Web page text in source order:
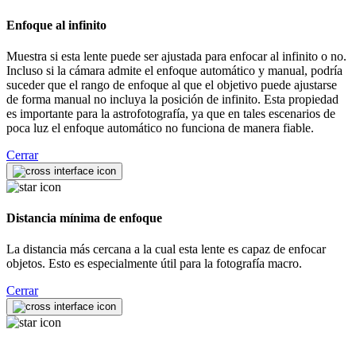
Enfoque al infinito
Muestra si esta lente puede ser ajustada para enfocar al infinito o no.
Incluso si la cámara admite el enfoque automático y manual, podría
suceder que el rango de enfoque al que el objetivo puede ajustarse
de forma manual no incluya la posición de infinito. Esta propiedad
es importante para la astrofotografía, ya que en tales escenarios de
poca luz el enfoque automático no funciona de manera fiable.
Cerrar
Distancia mínima de enfoque
La distancia más cercana a la cual esta lente es capaz de enfocar
objetos. Esto es especialmente útil para la fotografía macro.
Cerrar